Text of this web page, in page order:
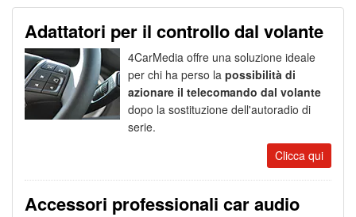
Adattatori per il controllo dal volante
4CarMedia offre una soluzione ideale
per chi ha perso la possibilità di
azionare il telecomando dal volante
dopo la sostituzione dell'autoradio di
serie.
Clicca qui
Accessori professionali car audio